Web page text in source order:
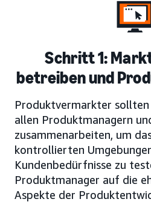
Schritt 1:
betreiben und
Produktvermarkter sollten
allen Produktmanagern
zusammenarbeiten, um
kontrollierten
Kundenbedürfnisse zu
Produktmanager auf die
Aspekte der